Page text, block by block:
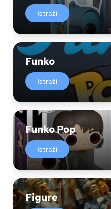
Istraži
Funko
Istraži
Funko Pop
Istraži
Figure